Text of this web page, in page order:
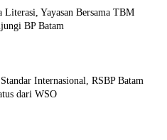
Literasi, Yayasan Bersama TBM
BP Batam
Internasional, RSBP Batam
dari WSO